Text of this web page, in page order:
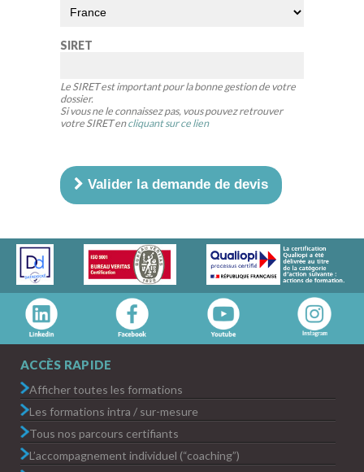
SIRET
Le SIRET est important pour la bonne gestion de votre
dossier.
Si vous ne le connaissez pas, vous pouvez retrouver
votre SIRET encliquant sur ce lien
Valider la demande de devis
ACCÈS RAPIDE
Afficher toutes les formations
Les formations intra / sur-mesure
Tous nos parcours certifiants
L’accompagnement individuel (“coaching”)